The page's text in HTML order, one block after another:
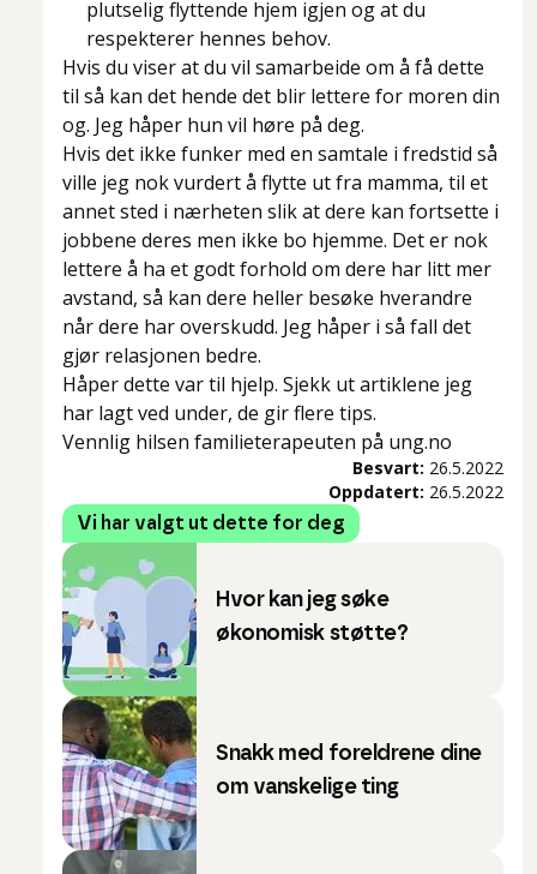
plutselig flyttende hjem igjen og at du
respekterer hennes behov.
Hvis du viser at du vil samarbeide om å få dette
til så kan det hende det blir lettere for moren din
og. Jeg håper hun vil høre på deg.
Hvis det ikke funker med en samtale i fredstid så
ville jeg nok vurdert å flytte ut fra mamma, til et
annet sted i nærheten slik at dere kan fortsette i
jobbene deres men ikke bo hjemme. Det er nok
lettere å ha et godt forhold om dere har litt mer
avstand, så kan dere heller besøke hverandre
når dere har overskudd. Jeg håper i så fall det
gjør relasjonen bedre.
Håper dette var til hjelp. Sjekk ut artiklene jeg
har lagt ved under, de gir flere tips.
Vennlig hilsen familieterapeuten på ung.no
Besvart: 26.5.2022
Oppdatert: 26.5.2022
Vi har valgt ut dette for deg
Hvor kan jeg søke
økonomisk støtte?
Snakk med foreldrene dine
om vanskelige ting